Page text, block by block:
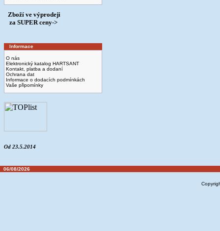
Zboží ve výprodeji
­ za SUPER ceny->
Informace
O nás
Elektronický katalog HARTSANT
Kontakt, platba a dodaní
Ochrana dat
Informace o dodacích podmínkách
Vaše připomínky
Od 23.5.2014
06/08/2026